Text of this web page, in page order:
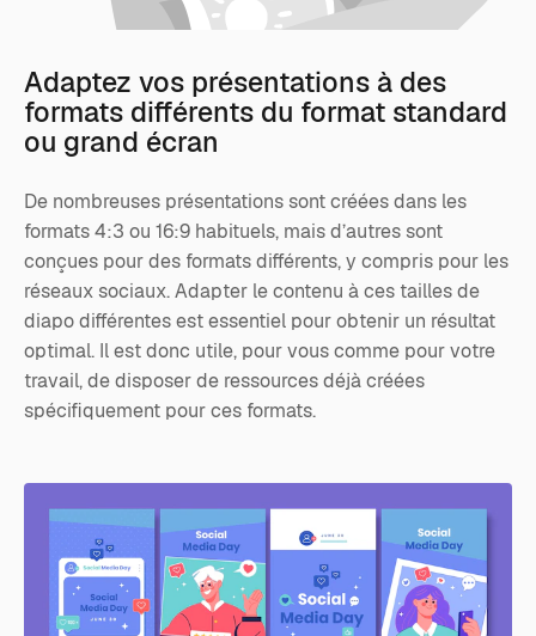
Adaptez vos présentations à des
formats différents du format standard
ou grand écran
De nombreuses présentations sont créées dans les
formats 4:3 ou 16:9 habituels, mais d’autres sont
conçues pour des formats différents, y compris pour les
réseaux sociaux. Adapter le contenu à ces tailles de
diapo différentes est essentiel pour obtenir un résultat
optimal. Il est donc utile, pour vous comme pour votre
travail, de disposer de ressources déjà créées
spécifiquement pour ces formats.